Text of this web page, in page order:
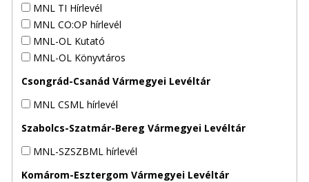
MNL TI Hírlevél
MNL CO:OP hírlevél
MNL-OL Kutató
MNL-OL Könyvtáros
Csongrád-Csanád Vármegyei Levéltár
MNL CSML hírlevél
Szabolcs-Szatmár-Bereg Vármegyei Levéltár
MNL-SZSZBML hírlevél
Komárom-Esztergom Vármegyei Levéltár